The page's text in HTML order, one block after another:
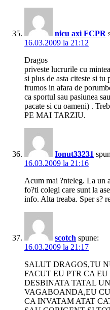
nicu axi FCPR
16.03.2009 la 21:12
Dragos
priveste lucrurile cu
si plus de asta citeste si tu
frumos in afara de
ca sportul sau pasiunea
pacate si cu oameni) .
PE MAI TARZIU.
Ionut33231
16.03.2009 la 21:16
Acum mai ?nteleg. La un
fo?ti colegi care sunt la
info. Alta treaba. Sper s?
scotch spune:
16.03.2009 la 21:17
SALUT DRAGOS,TU
FACUT EU PTR CA
DESBINATA TATAL
VAGABOANDA,EU
CA INVATAM ATAT